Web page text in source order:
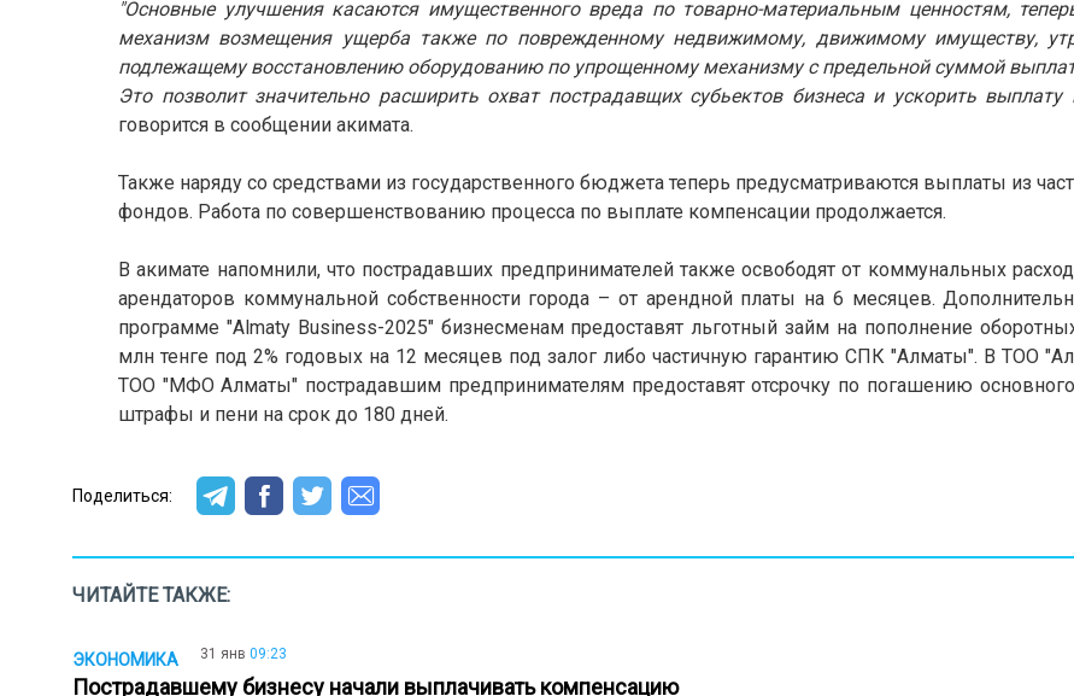
"Основные улучшения касаются имущественного вреда по товарно-материальным ценностям,
механизм возмещения ущерба также по поврежденному недвижимому, движимому имуществу,
подлежащему восстановлению оборудованию по упрощенному механизму с предельной суммой
Это позволит значительно расширить охват пострадавщих субьектов бизнеса и ускорить выплату
говорится в сообщении акимата.
Также наряду со средствами из государственного бюджета теперь предусматриваются выплаты из
фондов. Работа по совершенствованию процесса по выплате компенсации продолжается.
В акимате напомнили, что пострадавших предпринимателей также освободят от коммунальных
арендаторов коммунальной собственности города – от арендной платы на 6 месяцев.
программе "Almaty Business-2025" бизнесменам предоставят льготный займ на пополнение
млн тенге под 2% годовых на 12 месяцев под залог либо частичную гарантию СПК "Алматы". В ТОО
ТОО "МФО Алматы" пострадавшим предпринимателям предоставят отсрочку по погашению основного
штрафы и пени на срок до 180 дней.
Поделиться:
ЧИТАЙТЕ ТАКЖЕ:
ЭКОНОМИКА 31 янв 09:23
Пострадавшему бизнесу начали выплачивать компенсацию